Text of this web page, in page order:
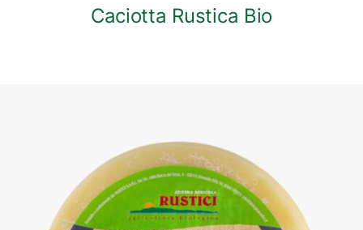
Caciotta Rustica Bio